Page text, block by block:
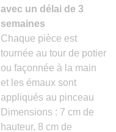
avec un délai de 3
semaines
Chaque pièce est
tournée au tour de potier
ou façonnée à la main
et les émaux sont
appliqués au pinceau
Dimensions : 7 cm de
hauteur, 8 cm de